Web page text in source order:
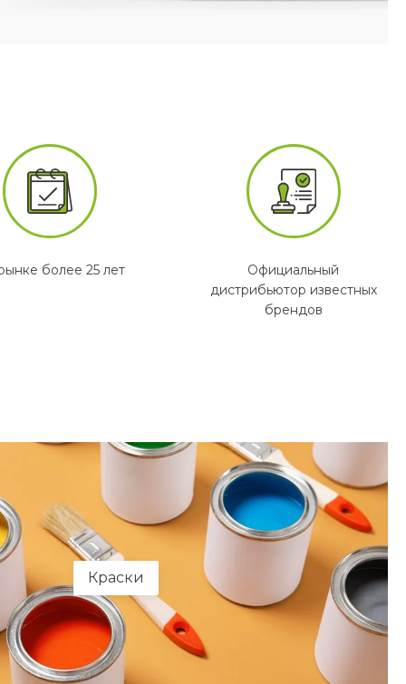
более 25 лет
Официальный
дистрибьютор известных
брендов
Краски